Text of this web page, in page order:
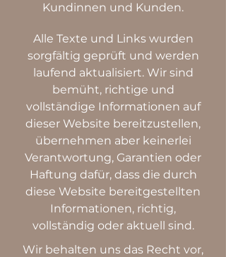
Kundinnen und Kunden.
Alle Texte und Links wurden
sorgfältig geprüft und werden
laufend aktualisiert. Wir sind
bemüht, richtige und
vollständige Informationen auf
dieser Website bereitzustellen,
übernehmen aber keinerlei
Verantwortung, Garantien oder
Haftung dafür, dass die durch
diese Website bereitgestellten
Informationen, richtig,
vollständig oder aktuell sind.
Wir behalten uns das Recht vor,